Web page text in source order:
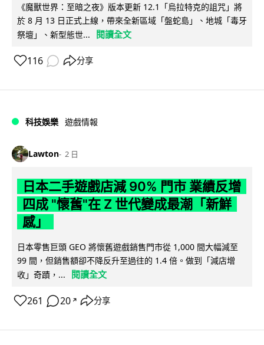
《魔獸世界：至暗之夜》版本更新 12.1「烏拉特克的詛咒」將
於 8 月 13 日正式上線，帶來全新區域「盤蛇島」、地城「毒牙
祭壇」、新型態世...
閱讀全文
116 分享
科技娛樂 遊戲情報
Lawton 2 日
日本二手遊戲店減 90% 門市 業績反增
四成 "懷舊"在 Z 世代變成最潮「新鮮
感」
日本零售巨頭 GEO 將懷舊遊戲銷售門市從 1,000 間大幅減至
99 間，但銷售額卻不降反升至過往的 1.4 倍。做到「減店增
收」奇蹟，...
閱讀全文
261 20 ↗ 分享